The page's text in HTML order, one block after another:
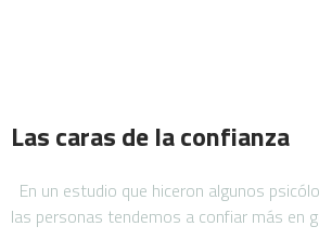
Las caras de la confianza
En un estudio que hiceron algunos
las personas tendemos a confiar más en